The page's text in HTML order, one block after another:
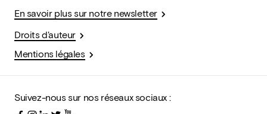
En savoir plus sur notre newsletter
Droits d'auteur
Mentions légales
Suivez-nous sur nos réseaux sociaux :